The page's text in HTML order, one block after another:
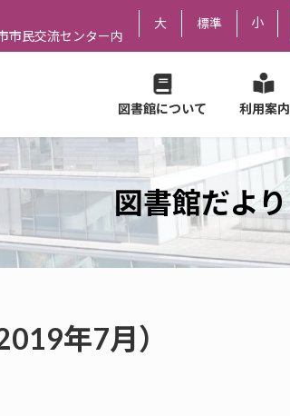
市民交流センター内
大 標準 小
図書館について 利用案内
図書館だより
年7月）